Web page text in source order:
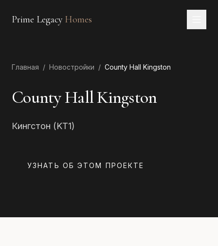
Prime Legacy Homes
Услуги
О нас
Главная / Новостройки / County Hall Kingston
County Hall Kingston
Кингстон (KT1)
УЗНАТЬ ОБ ЭТОМ ПРОЕКТЕ